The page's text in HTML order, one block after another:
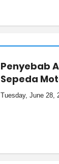
Penyebab
Sepeda
Tuesday, June 28,